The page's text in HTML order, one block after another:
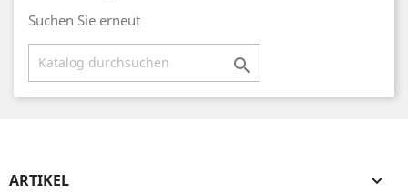
Suchen Sie erneut

ARTIKEL 